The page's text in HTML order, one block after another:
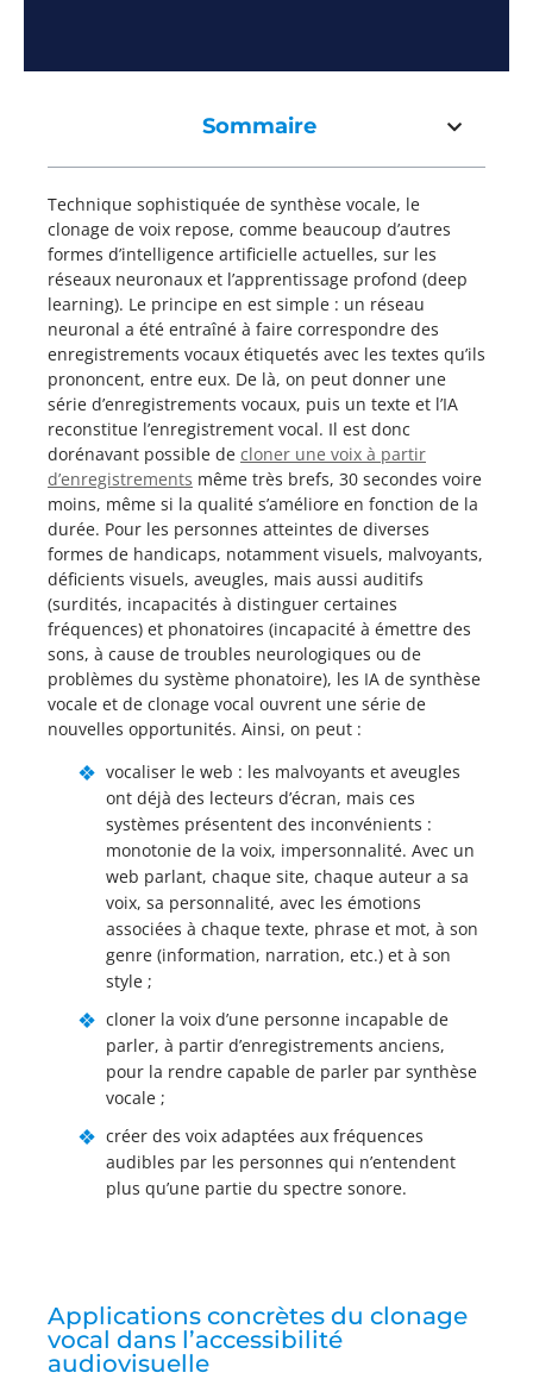
Sommaire
Technique sophistiquée de synthèse vocale, le
clonage de voix repose, comme beaucoup d’autres
formes d’intelligence artificielle actuelles, sur les
réseaux neuronaux et l’apprentissage profond (deep
learning). Le principe en est simple : un réseau
neuronal a été entraîné à faire correspondre des
enregistrements vocaux étiquetés avec les textes qu’ils
prononcent, entre eux. De là, on peut donner une
série d’enregistrements vocaux, puis un texte et l’IA
reconstitue l’enregistrement vocal. Il est donc
dorénavant possible de cloner une voix à partir
d’enregistrements même très brefs, 30 secondes voire
moins, même si la qualité s’améliore en fonction de la
durée. Pour les personnes atteintes de diverses
formes de handicaps, notamment visuels, malvoyants,
déficients visuels, aveugles, mais aussi auditifs
(surdités, incapacités à distinguer certaines
fréquences) et phonatoires (incapacité à émettre des
sons, à cause de troubles neurologiques ou de
problèmes du système phonatoire), les IA de synthèse
vocale et de clonage vocal ouvrent une série de
nouvelles opportunités. Ainsi, on peut :
vocaliser le web : les malvoyants et aveugles
ont déjà des lecteurs d’écran, mais ces
systèmes présentent des inconvénients :
monotonie de la voix, impersonnalité. Avec un
web parlant, chaque site, chaque auteur a sa
voix, sa personnalité, avec les émotions
associées à chaque texte, phrase et mot, à son
genre (information, narration, etc.) et à son
style ;
cloner la voix d’une personne incapable de
parler, à partir d’enregistrements anciens,
pour la rendre capable de parler par synthèse
vocale ;
créer des voix adaptées aux fréquences
audibles par les personnes qui n’entendent
plus qu’une partie du spectre sonore.
Applications concrètes du clonage
vocal dans l’accessibilité
audiovisuelle